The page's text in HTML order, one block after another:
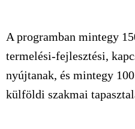
A programban mintegy
termelési-fejlesztési,
nyújtanak, és mintegy
külföldi szakmai